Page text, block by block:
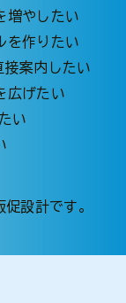
増やしたい
を作りたい
案内したい
広げたい
い
設計です。